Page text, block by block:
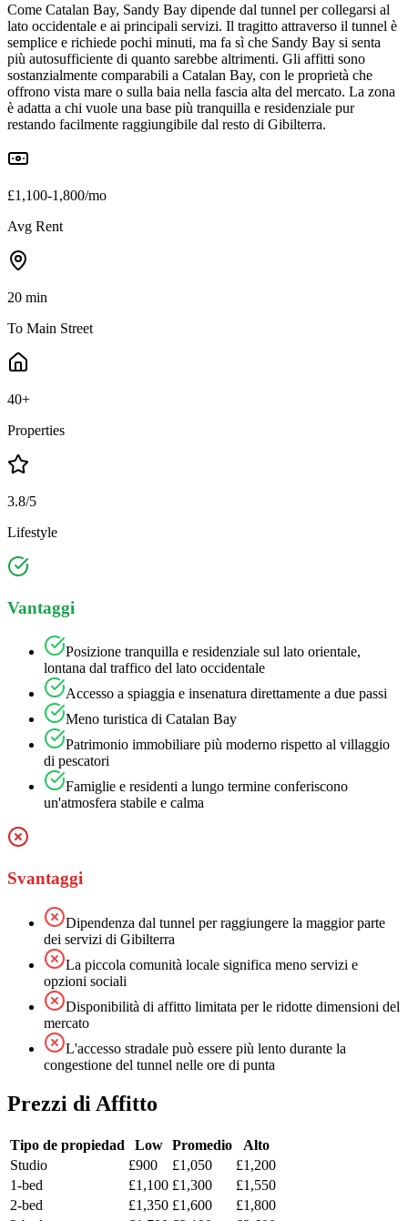
Come Catalan Bay, Sandy Bay dipende dal tunnel per collegarsi al
lato occidentale e ai principali servizi. Il tragitto attraverso il tunnel è
semplice e richiede pochi minuti, ma fa sì che Sandy Bay si senta
più autosufficiente di quanto sarebbe altrimenti. Gli affitti sono
sostanzialmente comparabili a Catalan Bay, con le proprietà che
offrono vista mare o sulla baia nella fascia alta del mercato. La zona
è adatta a chi vuole una base più tranquilla e residenziale pur
restando facilmente raggiungibile dal resto di Gibilterra.
£1,100-1,800/mo
Avg Rent
20 min
To Main Street
40+
Properties
3.8/5
Lifestyle
Vantaggi
Posizione tranquilla e residenziale sul lato orientale,
lontana dal traffico del lato occidentale
Accesso a spiaggia e insenatura direttamente a due passi
Meno turistica di Catalan Bay
Patrimonio immobiliare più moderno rispetto al villaggio
di pescatori
Famiglie e residenti a lungo termine conferiscono
un'atmosfera stabile e calma
Svantaggi
Dipendenza dal tunnel per raggiungere la maggior parte
dei servizi di Gibilterra
La piccola comunità locale significa meno servizi e
opzioni sociali
Disponibilità di affitto limitata per le ridotte dimensioni del
mercato
L'accesso stradale può essere più lento durante la
congestione del tunnel nelle ore di punta
Prezzi di Affitto
Tipo de propiedad Low Promedio
Alto
Studio
£900 £1,050
£1,200
1-bed
£1,100 £1,300
£1,550
2-bed
£1,350 £1,600
£1,800